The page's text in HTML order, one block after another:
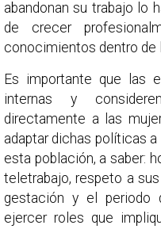
abandonan su trabajo lo
de crecer
conocimientos dentro de
Es importante que las
internas y
directamente a las
adaptar dichas políticas
esta población, a saber:
teletrabajo, respeto a
gestación y el periodo
ejercer roles que